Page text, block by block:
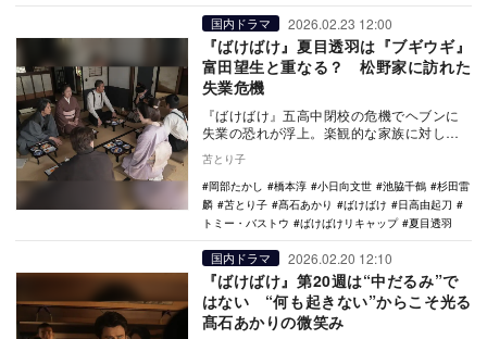
国内ドラマ 2026.02.23 12:00
『ばけばけ』夏目透羽は『ブギウギ』
富田望生と重なる？ 松野家に訪れた
失業危機
『ばけばけ』五高中閉校の危機でヘブンに
失業の恐れが浮上。楽観的な家族に対し、
るが、その姿が…
苫とり子
岡部たかし
橋本淳 小日向文世 池脇千鶴
杉田雷
麟
苫とり子 髙石あかり ばけばけ
日高由起刀
トミー・バストウ
ばけばけリキャップ 夏目透羽
国内ドラマ 2026.02.20 12:10
『ばけばけ』第20週は“中だるみ”で
はない “何も起きない”からこそ光る
髙石あかりの微笑み